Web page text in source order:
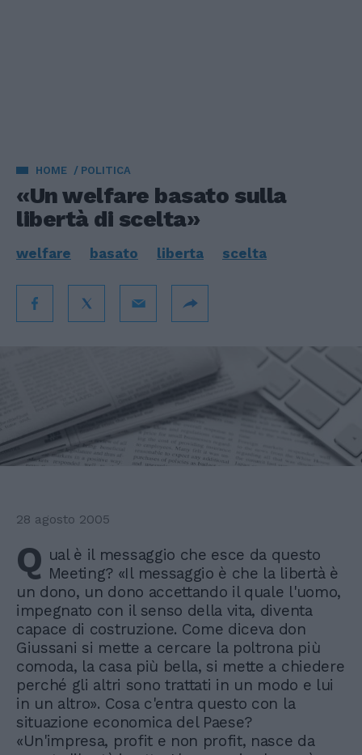
HOME POLITICA
«Un welfare basato sulla
libertà di scelta»
welfare basato liberta scelta
28 agosto 2005
Q ual è il messaggio che esce da questo
Meeting? «Il messaggio è che la libertà è
un dono, un dono accettando il quale l'uomo,
impegnato con il senso della vita, diventa
capace di costruzione. Come diceva don
Giussani si mette a cercare la poltrona più
comoda, la casa più bella, si mette a chiedere
perché gli altri sono trattati in un modo e lui
in un altro». Cosa c'entra questo con la
situazione economica del Paese?
«Un'impresa, profit e non profit, nasce da